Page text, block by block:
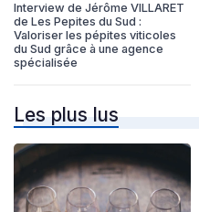
Interview de Jérôme VILLARET
de Les Pepites du Sud :
Valoriser les pépites viticoles
du Sud grâce à une agence
spécialisée
Les plus lus